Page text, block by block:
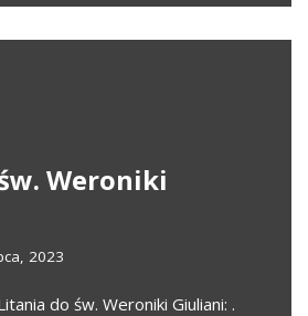
Weroniki
2023
do św. Weroniki Giuliani: .